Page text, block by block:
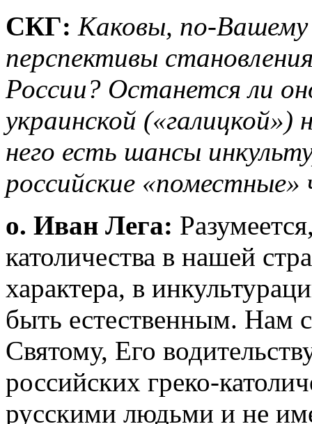
СКГ: Каковы, по-Вашему
перспективы
России? Останется ли
украинской («галицкой»)
него есть шансы
российские
о. Иван Лега:
католичества в нашей
характера, в
быть естественным. Нам
Святому, Его
российских греко-
русскими людьми и не